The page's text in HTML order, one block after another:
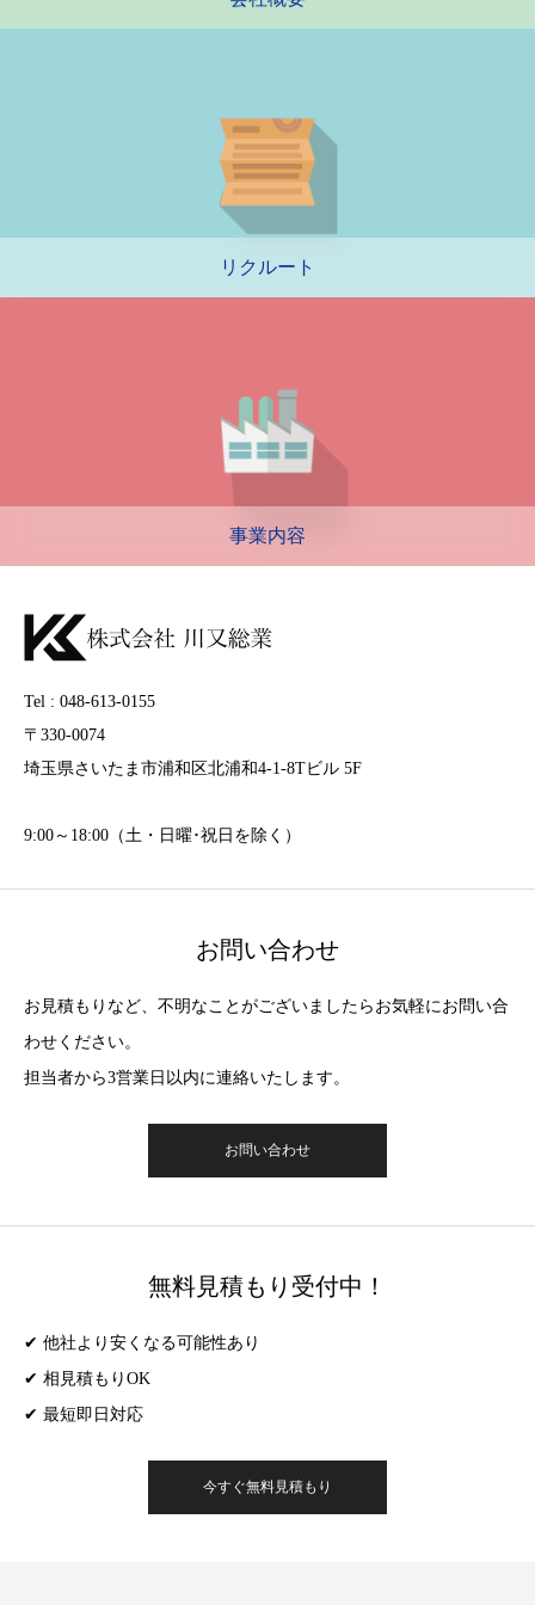
リクルート
事業内容
Tel : 048-613-0155
〒330-0074
埼玉県さいたま市浦和区北浦和4-1-8Tビル 5F
9:00～18:00（土・日曜･祝日を除く）
お問い合わせ
お見積もりなど、不明なことがございましたらお気軽にお問い合
わせください。
担当者から3営業日以内に連絡いたします。
お問い合わせ
無料見積もり受付中！
✔ 他社より安くなる可能性あり
✔ 相見積もりOK
✔ 最短即日対応
今すぐ無料見積もり